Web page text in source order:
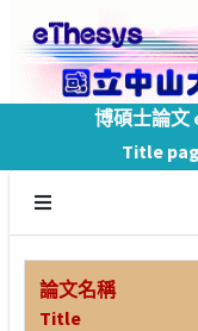
博碩士論文
Title
論文名稱
Title